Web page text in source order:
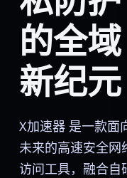
的全域
新纪元
X加速器 是一款面
未来的高速安全网
访问工具，融合自